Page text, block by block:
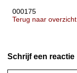
000175
Terug naar overzicht
Schrijf een reactie